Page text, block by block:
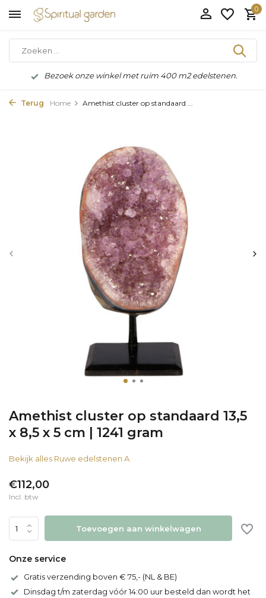
0
Bezoek onze winkel met ruim 400 m2 edelstenen.
Terug Home Amethist cluster op standaard ...
Amethist cluster op standaard 13,5
x 8,5 x 5 cm | 1241 gram
Bekijk alles Ruwe edelstenen A
€112,00
Incl. btw
Toevoegen aan winkelwagen
Onze service
Gratis verzending boven € 75,- (NL & BE)
Dinsdag t/m zaterdag vóór 14:00 uur besteld dan wordt het